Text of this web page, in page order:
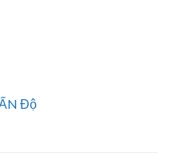
Độ